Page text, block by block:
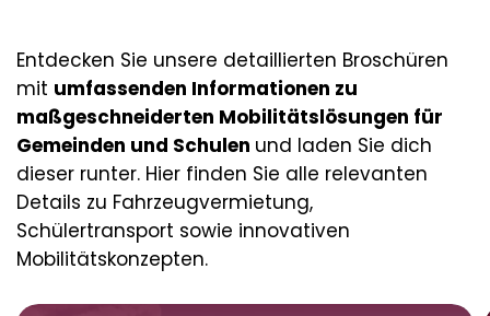
Entdecken Sie unsere detaillierten Broschüren
mit umfassenden Informationen zu
maßgeschneiderten Mobilitätslösungen für
Gemeinden und Schulen und laden Sie dich
dieser runter. Hier finden Sie alle relevanten
Details zu Fahrzeugvermietung,
Schülertransport sowie innovativen
Mobilitätskonzepten.